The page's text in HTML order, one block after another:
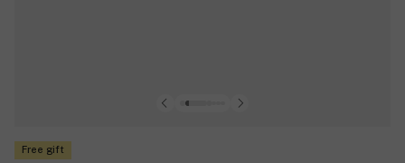
Free gift